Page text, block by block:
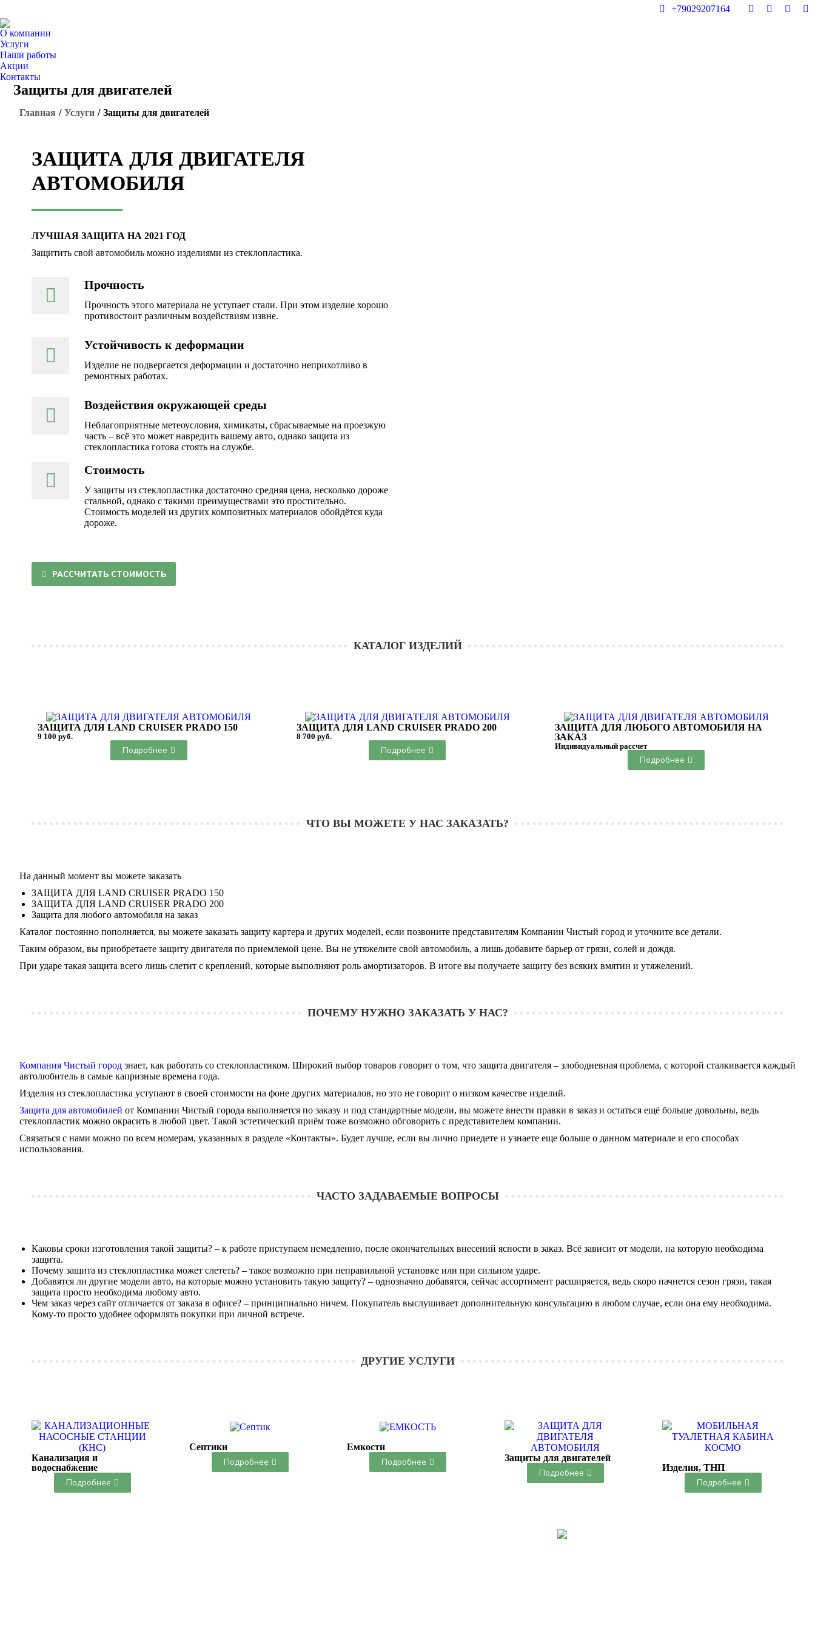
+79029207164
О компании
Услуги
Наши работы
Акции
Контакты
Защиты для двигателей
Вы здесь:
Главная Услуги Защиты для двигателей
ЗАЩИТА ДЛЯ ДВИГАТЕЛЯ
АВТОМОБИЛЯ
ЛУЧШАЯ ЗАЩИТА НА 2021 ГОД
Защитить свой автомобиль можно изделиями из стеклопластика.
Прочность
Прочность этого материала не уступает стали. При этом изделие хорошо
противостоит различным воздействиям извне.
Устойчивость к деформации
Изделие не подвергается деформации и достаточно неприхотливо в
ремонтных работах.
Воздействия окружающей среды
Неблагоприятные метеоусловия, химикаты, сбрасываемые на проезжую
часть – всё это может навредить вашему авто, однако защита из
стеклопластика готова стоять на службе.
Стоимость
У защиты из стеклопластика достаточно средняя цена, несколько дороже
стальной, однако с такими преимуществами это простительно.
Стоимость моделей из других композитных материалов обойдётся куда
дороже.
РАССЧИТАТЬ СТОИМОСТЬ
КАТАЛОГ ИЗДЕЛИЙ
ЗАЩИТА ДЛЯ LAND CRUISER PRADO 150
9 100 руб.
Подробнее
ЗАЩИТА ДЛЯ LAND CRUISER PRADO 200
8 700 руб.
Подробнее
ЗАЩИТА ДЛЯ ЛЮБОГО АВТОМОБИЛЯ НА
ЗАКАЗ
Индивидуальный рассчет
Подробнее
ЧТО ВЫ МОЖЕТЕ У НАС ЗАКАЗАТЬ?
На данный момент вы можете заказать
ЗАЩИТА ДЛЯ LAND CRUISER PRADO 150
ЗАЩИТА ДЛЯ LAND CRUISER PRADO 200
Защита для любого автомобиля на заказ
Каталог постоянно пополняется, вы можете заказать защиту картера и других моделей, если позвоните представителям Компании Чистый город и уточните все детали.
Таким образом, вы приобретаете защиту двигателя по приемлемой цене. Вы не утяжелите свой автомобиль, а лишь добавите барьер от грязи, солей и дождя.
При ударе такая защита всего лишь слетит с креплений, которые выполняют роль амортизаторов. В итоге вы получаете защиту без всяких вмятин и утяжелений.
ПОЧЕМУ НУЖНО ЗАКАЗАТЬ У НАС?
Компания Чистый город знает, как работать со стеклопластиком. Широкий выбор товаров говорит о том, что защита двигателя – злободневная проблема, с которой сталкивается каждый
автолюбитель в самые капризные времена года.
Изделия из стеклопластика уступают в своей стоимости на фоне других материалов, но это не говорит о низком качестве изделий.
Защита для автомобилей от Компании Чистый города выполняется по заказу и под стандартные модели, вы можете внести правки в заказ и остаться ещё больше довольны, ведь
стеклопластик можно окрасить в любой цвет. Такой эстетический приём тоже возможно обговорить с представителем компании.
Связаться с нами можно по всем номерам, указанных в разделе «Контакты». Будет лучше, если вы лично приедете и узнаете еще больше о данном материале и его способах
использования.
ЧАСТО ЗАДАВАЕМЫЕ ВОПРОСЫ
Каковы сроки изготовления такой защиты? – к работе приступаем немедленно, после окончательных внесений ясности в заказ. Всё зависит от модели, на которую необходима
защита.
Почему защита из стеклопластика может слететь? – такое возможно при неправильной установке или при сильном ударе.
Добавятся ли другие модели авто, на которые можно установить такую защиту? – однозначно добавятся, сейчас ассортимент расширяется, ведь скоро начнется сезон грязи, такая
защита просто необходима любому авто.
Чем заказ через сайт отличается от заказа в офисе? – принципиально ничем. Покупатель выслушивает дополнительную консультацию в любом случае, если она ему необходима.
Кому-то просто удобнее оформлять покупки при личной встрече.
ДРУГИЕ УСЛУГИ
Канализация и
водоснабжение
Подробнее
Септики
Подробнее
Емкости
Подробнее Защиты для двигателей
Подробнее Изделия, ТНП
Подробнее